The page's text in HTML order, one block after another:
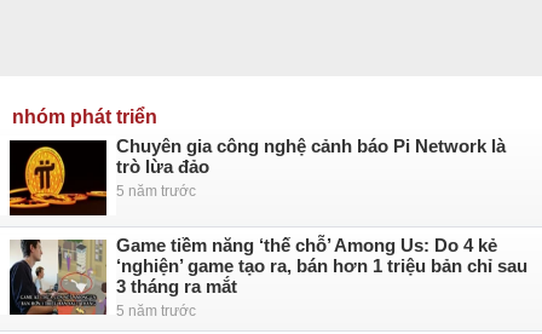
nhóm phát triển
Chuyên gia công nghệ cảnh báo Pi Network là
trò lừa đảo
5 năm trước
Game tiềm năng ‘thế chỗ’ Among Us: Do 4 kẻ
‘nghiện’ game tạo ra, bán hơn 1 triệu bản chỉ sau
3 tháng ra mắt
5 năm trước